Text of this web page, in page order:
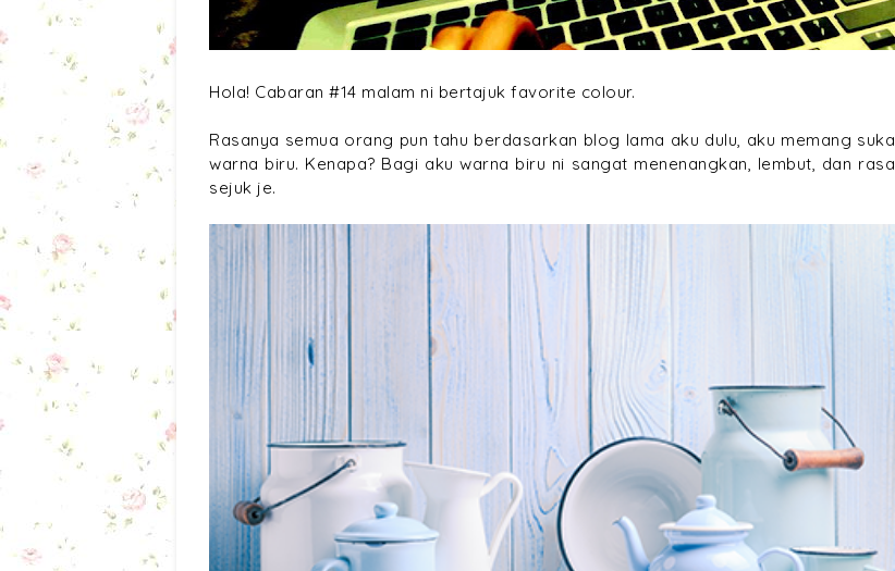
Hola! Cabaran #14 malam ni bertajuk favorite colour.
Rasanya semua orang pun tahu berdasarkan blog lama aku dulu, aku memang suka
warna biru. Kenapa? Bagi aku warna biru ni sangat menenangkan, lembut, dan rasa
sejuk je.